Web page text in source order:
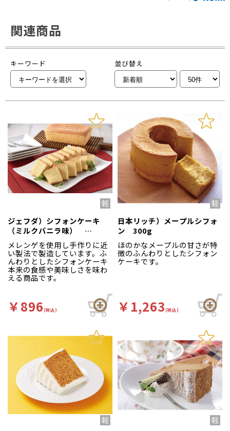
関連商品
キーワード 並び替え
ジェフダ）シフォンケーキ
（ミルクバニラ味）
220g（カットなし）
メレンゲを使用し手作りに近
い製法で製造しています。ふ
んわりとしたシフォンケーキ
本来の食感や美味しさを味わ
える商品です。
￥896(税込)
日本リッチ）メープルシフォ
ン 300g
ほのかなメープルの甘さが特
徴のふんわりとしたシフォン
ケーキです。
￥1,263(税込)